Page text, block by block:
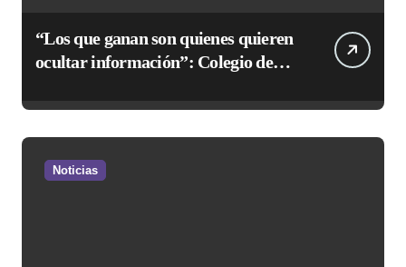
“Los que ganan son quienes quieren
ocultar información”: Colegio de
Mordaza 2.0”
Noticias